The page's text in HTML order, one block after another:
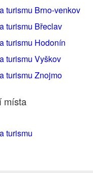
turismu Brno-venkov
turismu Břeclav
turismu Hodonín
turismu Vyškov
turismu Znojmo
místa
turismu